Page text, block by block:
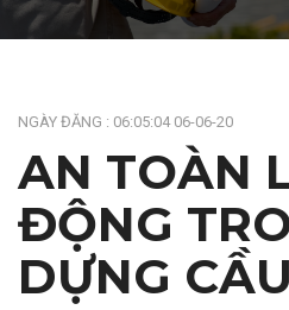
NGÀY ĐĂNG : 06:05:04 06-06-20
AN TOÀN
ĐỘNG
DỰNG